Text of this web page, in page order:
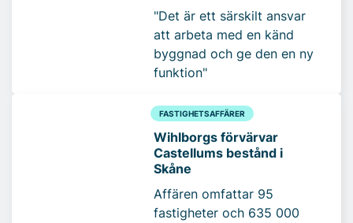
"Det är ett särskilt ansvar
att arbeta med en känd
byggnad och ge den en ny
funktion"
FASTIGHETSAFFÄRER
Wihlborgs förvärvar
Castellums bestånd i
Skåne
Affären omfattar 95
fastigheter och 635 000